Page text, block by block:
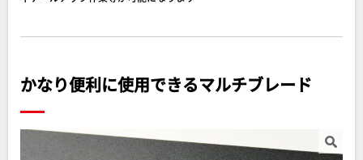
かなり便利に使用できるマルチブレード